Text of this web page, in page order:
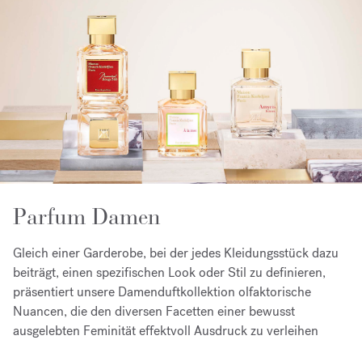
Parfum Damen
Gleich einer Garderobe, bei der jedes Kleidungsstück dazu
beiträgt, einen spezifischen Look oder Stil zu definieren,
präsentiert unsere Damenduftkollektion olfaktorische
Nuancen, die den diversen Facetten einer bewusst
ausgelebten Feminität effektvoll Ausdruck zu verleihen